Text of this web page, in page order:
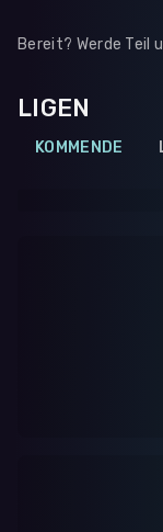
Bereit? Werde Teil
LIGEN
KOMMENDE